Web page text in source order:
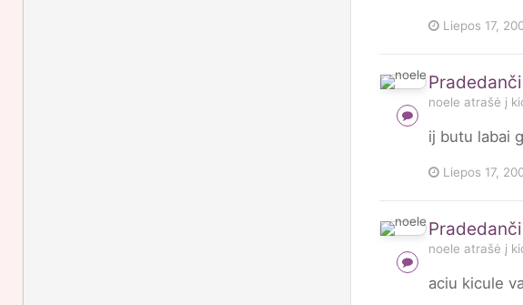
Liepos 17,
noele atrašė į
ij butu labai
Liepos 17,
noele atrašė į
aciu kicule